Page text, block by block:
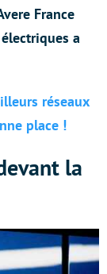
France
a
réseaux
place !
la